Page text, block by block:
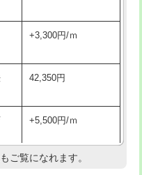
。
16,500円
+3,300円/ｍ
42,350円
+5,500円/ｍ
現地調査
ご覧になれます。